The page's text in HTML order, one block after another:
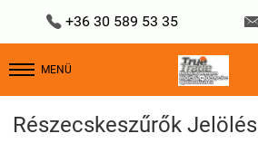
 +36 30 589 53 35
MENÜ
Részecskeszűrők